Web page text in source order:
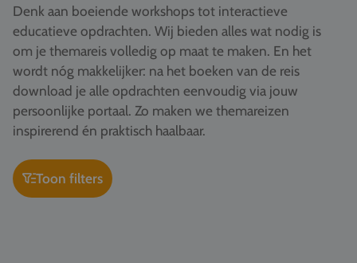
Vacatures
Contact
076 522 30 57
Klantportaal
Denk aan boeiende workshops tot interactieve
educatieve opdrachten. Wij bieden alles wat nodig is
om je themareis volledig op maat te maken. En het
wordt nóg makkelijker: na het boeken van de reis
download je alle opdrachten eenvoudig via jouw
persoonlijke portaal. Zo maken we themareizen
inspirerend én praktisch haalbaar.
Toon filters